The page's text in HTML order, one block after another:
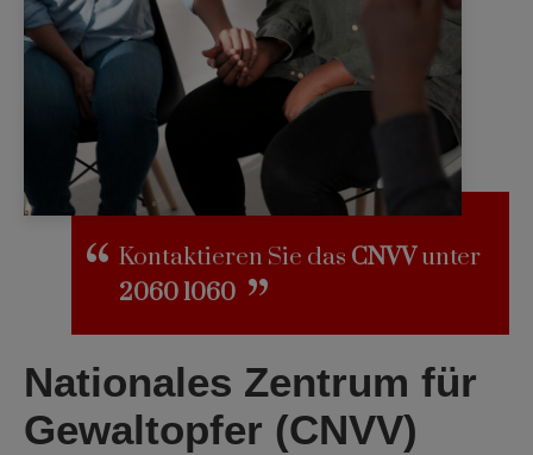
Kontaktieren Sie das CNVVunter
2060 1060
Nationales Zentrum für
Gewaltopfer (CNVV)